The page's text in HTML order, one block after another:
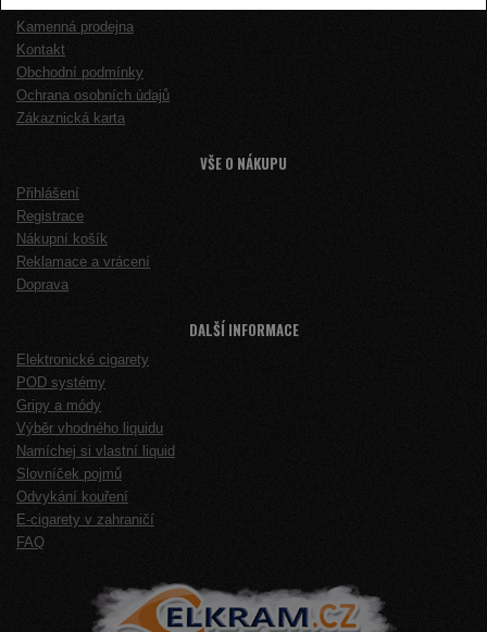
Kamenná prodejna
Kontakt
Obchodní podmínky
Ochrana osobních údajů
Zákaznická karta
VŠE O NÁKUPU
Přihlášení
Registrace
Nákupní košík
Reklamace a vrácení
Doprava
DALŠÍ INFORMACE
Elektronické cigarety
POD systémy
Gripy a módy
Výběr vhodného liquidu
Namíchej si vlastní liquid
Slovníček pojmů
Odvykání kouření
E-cigarety v zahraničí
FAQ